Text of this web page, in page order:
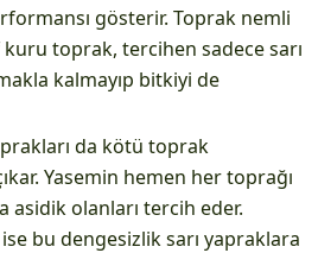
gösterir. Toprak nemli
kuru toprak, tercihen sadece sarı
kalmayıp bitkiyi de
da kötü toprak
Yasemin hemen her toprağı
asidik olanları tercih eder.
bu dengesizlik sarı yapraklara